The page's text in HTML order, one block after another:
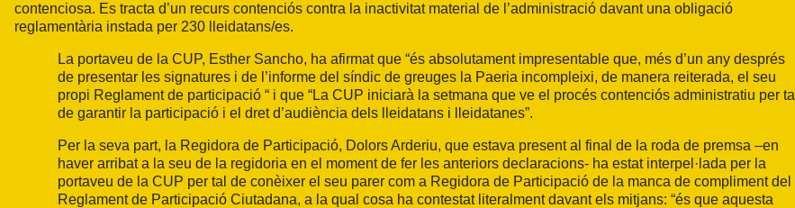
contenciosa. Es tracta d’un recurs contenciós contra la inactivitat material de l’administració davant una obligació
reglamentària instada per 230 lleidatans/es.
La portaveu de la CUP, Esther Sancho, ha afirmat que “és absolutament impresentable que, més d’un any després
de presentar les signatures i de l’informe del síndic de greuges la Paeria incompleixi, de manera reiterada, el seu
propi Reglament de participació “ i que “La CUP iniciarà la setmana que ve el procés contenciós administratiu per tal
de garantir la participació i el dret d’audiència dels lleidatans i lleidatanes”.
Per la seva part, la Regidora de Participació, Dolors Arderiu, que estava present al final de la roda de premsa –en
haver arribat a la seu de la regidoria en el moment de fer les anteriors declaracions- ha estat interpel·lada per la
portaveu de la CUP per tal de conèixer el seu parer com a Regidora de Participació de la manca de compliment del
Reglament de Participació Ciutadana, a la qual cosa ha contestat literalment davant els mitjans: “és que aquesta